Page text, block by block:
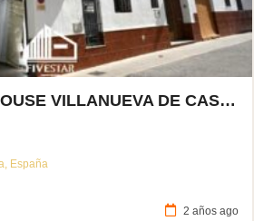
COZY VILLAGE HOUSE VILLANUEVA DE CASTELLÓN
España
2 años ago